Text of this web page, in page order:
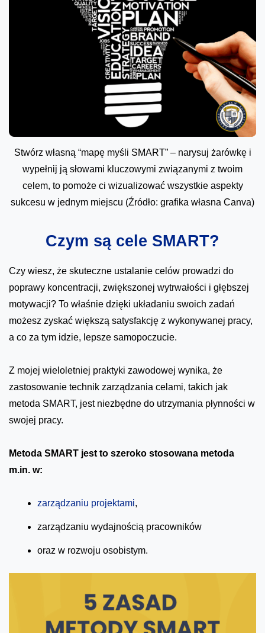
Stwórz własną “mapę myśli SMART” – narysuj żarówkę i
wypełnij ją słowami kluczowymi związanymi z twoim
celem, to pomoże ci wizualizować wszystkie aspekty
sukcesu w jednym miejscu (Źródło: grafika własna Canva)
Czym są cele SMART?
Czy wiesz, że skuteczne ustalanie celów prowadzi do
poprawy koncentracji, zwiększonej wytrwałości i głębszej
motywacji? To właśnie dzięki układaniu swoich zadań
możesz zyskać większą satysfakcję z wykonywanej pracy,
a co za tym idzie, lepsze samopoczucie.
Z mojej wieloletniej praktyki zawodowej wynika, że
zastosowanie technik zarządzania celami, takich jak
metoda SMART, jest niezbędne do utrzymania płynności w
swojej pracy.
Metoda SMART jest to szeroko stosowana metoda
m.in. w:
zarządzaniu projektami,
zarządzaniu wydajnością pracowników
oraz w rozwoju osobistym.